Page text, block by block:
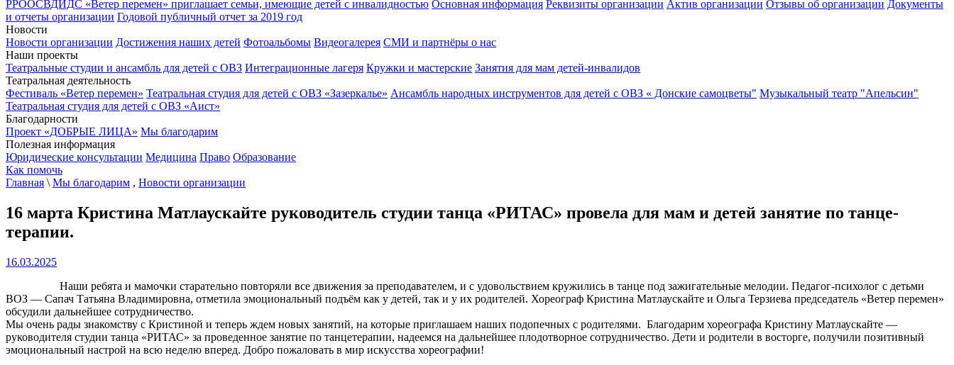
РРООСВДИДС «Ветер перемен» приглашает семьи, имеющие детей с инвалидностью Основная информация Реквизиты организации Актив организации Отзывы об организации Документы
и отчеты организации Годовой публичный отчет за 2019 год
Новости
Новости организации Достижения наших детей Фотоальбомы Видеогалерея СМИ и партнёры о нас
Наши проекты
Театральные студии и ансамбль для детей с ОВЗ Интеграционные лагеря Кружки и мастерские Занятия для мам детей-инвалидов
Театральная деятельность
Фестиваль «Ветер перемен» Театральная студия для детей с ОВЗ «Зазеркалье» Ансамбль народных инструментов для детей с ОВЗ « Донские самоцветы" Музыкальный театр "Апельсин"
Театральная студия для детей с ОВЗ «Аист»
Благодарности
Проект «ДОБРЫЕ ЛИЦА» Мы благодарим
Полезная информация
Юридические консультации Медицина Право Образование
Как помочь
Главная \ Мы благодарим , Новости организации
16 марта Кристина Матлаускайте руководитель студии танца «РИТАС» провела для мам и детей занятие по танце-
терапии.
16.03.2025
Наши ребята и мамочки старательно повторяли все движения за преподавателем, и с удовольствием кружились в танце под зажигательные мелодии. Педагог-психолог с детьми
ВОЗ — Сапач Татьяна Владимировна, отметила эмоциональный подъём как у детей, так и у их родителей. Хореограф Кристина Матлаускайте и Ольга Терзиева председатель «Ветер перемен»
обсудили дальнейшее сотрудничество.
Мы очень рады знакомству с Кристиной и теперь ждем новых занятий, на которые приглашаем наших подопечных с родителями. Благодарим хореографа Кристину Матлаускайте —
руководителя студии танца «РИТАС» за проведенное занятие по танцетерапии, надеемся на дальнейшее плодотворное сотрудничество. Дети и родители в восторге, получили позитивный
эмоциональный настрой на всю неделю вперед. Добро пожаловать в мир искусства хореографии!